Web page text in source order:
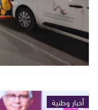
أخبار وطنية